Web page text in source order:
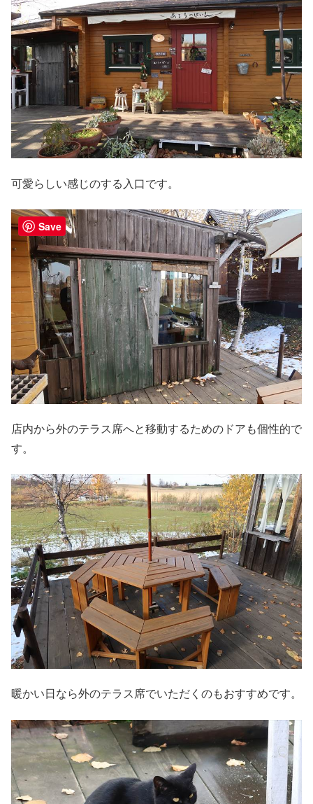
可愛らしい感じのする入口です。
店内から外のテラス席へと移動するためのドアも個性的で
す。
暖かい日なら外のテラス席でいただくのもおすすめです。
Save